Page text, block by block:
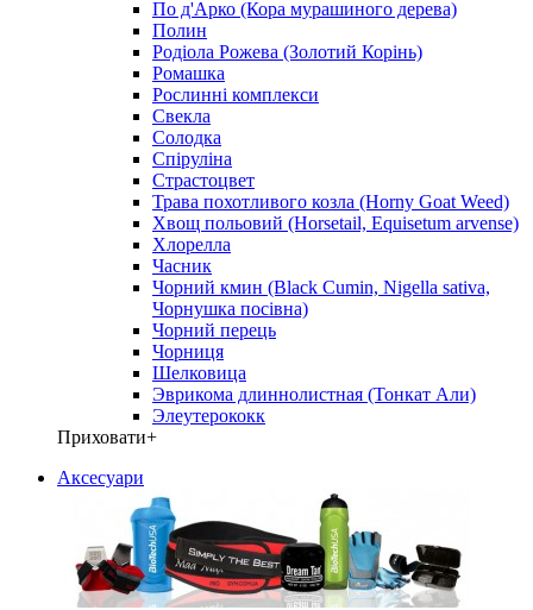
По д'Арко (Кора мурашиного дерева)
Полин
Родіола Рожева (Золотий Корінь)
Ромашка
Рослинні комплекси
Свекла
Солодка
Спіруліна
Страстоцвет
Трава похотливого козла (Horny Goat Weed)
Хвощ польовий (Horsetail, Equisetum arvense)
Хлорелла
Часник
Чорний кмин (Black Cumin, Nigella sativa,
Чорнушка посівна)
Чорний перець
Чорниця
Шелковица
Эврикома длиннолистная (Тонкат Али)
Элеутерококк
Приховати+
Аксесуари